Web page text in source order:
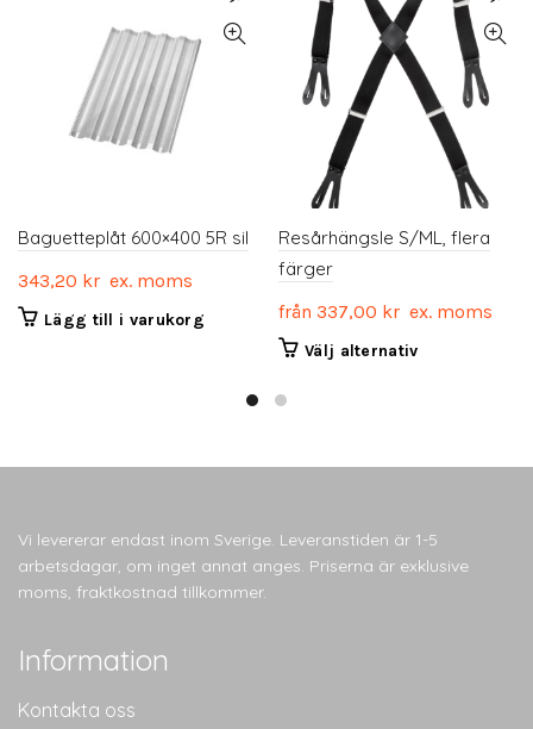
Baguetteplåt 600×400 5R sil
343,20 kr ex. moms
Lägg till i varukorg
Resårhängsle S/ML, flera
färger
från 337,00 kr ex. moms
Välj alternativDen
olika
alternativen
Vi levererar endast inom Sverige. Leveranstiden är 1-5
arbetsdagar, om inget annat anges. Priserna är exklusive
moms, fraktkostnad tillkommer.
Information
Kontakta oss